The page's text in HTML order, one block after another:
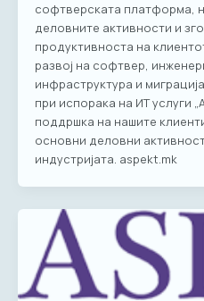
софтверската платформа,
деловните активности и
продуктивноста на
развој на софтвер,
инфраструктура и
при испорака на ИТ услуги
поддршка на нашите
основни деловни
индустријата. aspekt.mk